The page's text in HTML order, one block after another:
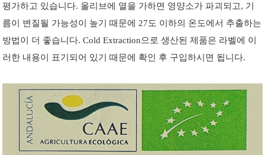
평가하고 있습니다. 올리브에 열을 가하면 영양소가 파괴되고, 기
름이 변질될 가능성이 높기 때문에 27도 이하의 온도에서 추출하는
방법이 더 좋습니다. Cold Extraction으로 생산된 제품은 라벨에 이
러한 내용이 표기되어 있기 때문에 확인 후 구입하시면 됩니다.